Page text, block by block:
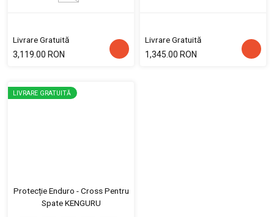
Livrare Gratuită
3,119.00 RON
Livrare Gratuită
1,345.00 RON
LIVRARE GRATUITĂ
Protecție Enduro - Cross Pentru
Spate KENGURU